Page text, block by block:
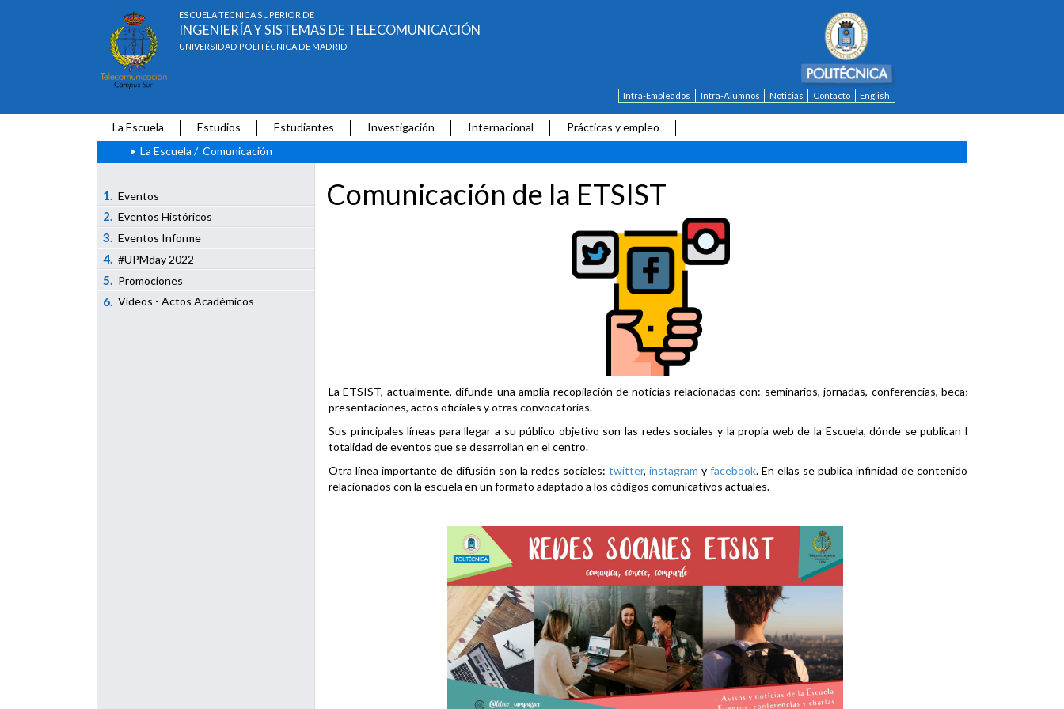
ESCUELA TÉCNICA SUPERIOR DE
INGENIERÍA Y SISTEMAS DE TELECOMUNICACIÓN
UNIVERSIDAD POLITÉCNICA DE MADRID
Intra-Empleados Intra-Alumnos Noticias Contacto English
La Escuela Estudios Estudiantes Investigación Internacional
Prácticas y empleo
La Escuela / Comunicación
1. Eventos
2. Eventos Históricos
3. Eventos Informe
4. #UPMday 2022
5. Promociones
6. Vídeos - Actos Académicos
Comunicación de la ETSIST
La ETSIST, actualmente, difunde una amplia recopilación de noticias relacionadas con: seminarios, jornadas, conferencias, becas,
presentaciones, actos oficiales y otras convocatorias.
Sus principales líneas para llegar a su público objetivo son las redes sociales y la propia web de la Escuela, dónde se publican la
totalidad de eventos que se desarrollan en el centro.
Otra línea importante de difusión son la redes sociales: twitter, instagram y facebook. En ellas se publica infinidad de contenidos
relacionados con la escuela en un formato adaptado a los códigos comunicativos actuales.